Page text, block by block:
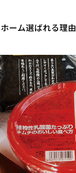
ホーム選ばれる理由